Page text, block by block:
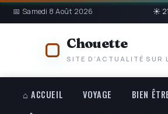
📅 Samedi 8 Août 2026 ☀
Chouette
SITE D'ACTUALITÉ SUR
⌂ ACCUEIL VOYAGE BIEN